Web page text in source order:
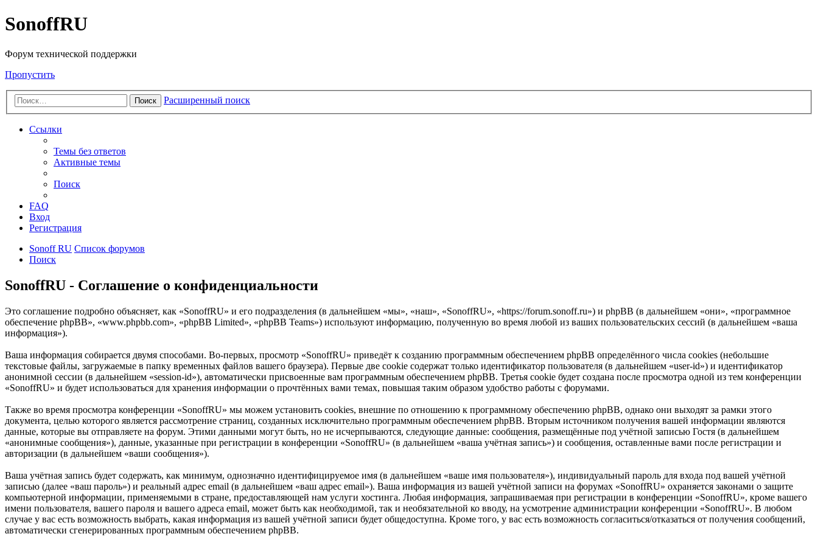
SonoffRU
Форум технической поддержки
Пропустить
Поиск Расширенный поиск
Ссылки
Темы без ответов
Активные темы
Поиск
FAQ
Вход
Регистрация
Sonoff RU Список форумов
Поиск
SonoffRU - Соглашение о конфиденциальности
Это соглашение подробно объясняет, как «SonoffRU» и его подразделения (в дальнейшем «мы», «наш», «SonoffRU», «https://forum.sonoff.ru») и phpBB (в дальнейшем «они», «программное
обеспечение phpBB», «www.phpbb.com», «phpBB Limited», «phpBB Teams») используют информацию, полученную во время любой из ваших пользовательских сессий (в дальнейшем «ваша
информация»).
Ваша информация собирается двумя способами. Во-первых, просмотр «SonoffRU» приведёт к созданию программным обеспечением phpBB определённого числа cookies (небольшие
текстовые файлы, загружаемые в папку временных файлов вашего браузера). Первые две cookie содержат только идентификатор пользователя (в дальнейшем «user-id») и идентификатор
анонимной сессии (в дальнейшем «session-id»), автоматически присвоенные вам программным обеспечением phpBB. Третья cookie будет создана после просмотра одной из тем конференции
«SonoffRU» и будет использоваться для хранения информации о прочтённых вами темах, повышая таким образом удобство работы с форумами.
Также во время просмотра конференции «SonoffRU» мы можем установить cookies, внешние по отношению к программному обеспечению phpBB, однако они выходят за рамки этого
документа, целью которого является рассмотрение страниц, созданных исключительно программным обеспечением phpBB. Вторым источником получения вашей информации являются
данные, которые вы отправляете на форум. Этими данными могут быть, но не исчерпываются, следующие данные: сообщения, размещённые под учётной записью Гостя (в дальнейшем
«анонимные сообщения»), данные, указанные при регистрации в конференции «SonoffRU» (в дальнейшем «ваша учётная запись») и сообщения, оставленные вами после регистрации и
авторизации (в дальнейшем «ваши сообщения»).
Ваша учётная запись будет содержать, как минимум, однозначно идентифицируемое имя (в дальнейшем «ваше имя пользователя»), индивидуальный пароль для входа под вашей учётной
записью (далее «ваш пароль») и реальный адрес email (в дальнейшем «ваш адрес email»). Ваша информация из вашей учётной записи на форумах «SonoffRU» охраняется законами о защите
компьютерной информации, применяемыми в стране, предоставляющей нам услуги хостинга. Любая информация, запрашиваемая при регистрации в конференции «SonoffRU», кроме вашего
имени пользователя, вашего пароля и вашего адреса email, может быть как необходимой, так и необязательной ко вводу, на усмотрение администрации конференции «SonoffRU». В любом
случае у вас есть возможность выбрать, какая информация из вашей учётной записи будет общедоступна. Кроме того, у вас есть возможность согласиться/отказаться от получения сообщений,
автоматически сгенерированных программным обеспечением phpBB.